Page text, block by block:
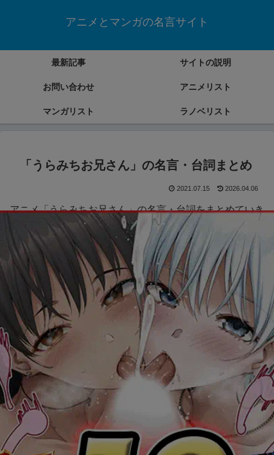
アニメとマンガの名言サイト
最新記事 サイトの説明
お問い合わせ アニメリスト
マンガリスト ラノベリスト
「うらみちお兄さん」の名言・台詞まとめ
2021.07.15 2026.04.06
アニメ「うらみちお兄さん」の名言・台詞をまとめていき